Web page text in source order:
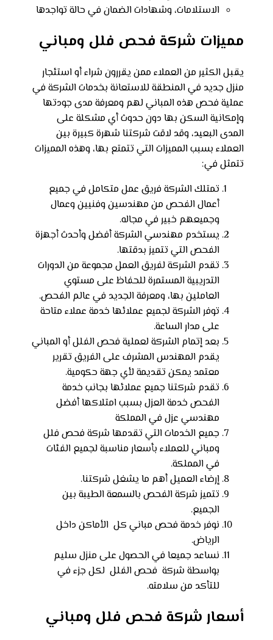
الاستلامات، وشهادات الضمان في حالة تواجدها
مميزات شركة فحص فلل ومباني
يقبل الكثير من العملاء ممن يقررون شراء أو استئجار
منزل جديد في المنطقة للاستعانة بخدمات الشركة في
عملية فحص هذه المباني لهم ومعرفة مدى جودتها
وإمكانية السكن بها دون حدوث أي مشكلة على
المدى البعيد، وقد لاقت شركتنا شهرة كبيرة بين
العملاء بسبب المميزات التي تتمتع بها، وهذه المميزات
تتمثل في:
تمتلك الشركة فريق عمل متكامل في جميع
أعمال الفحص من مهندسين وفنيين وعمال
وجميعهم خبير في مجاله.
يستخدم مهندسي الشركة أفضل وأحدث أجهزة
الفحص التي تتميز بدقتها.
تقدم الشركة لفريق العمل مجموعة من الدورات
التدريبية المستمرة للحفاظ على مستوي
العاملين بها، ومعرفة الجديد في عالم الفحص.
توفر الشركة لجميع عملائها خدمة عملاء متاحة
على مدار الساعة.
بعد إتمام الشركة لعملية فحص الفلل أو المباني
يقدم المهندس المشرف على الفريق تقرير
معتمد يمكن تقديمة لأي جهة حكومية.
تقدم شركتنا جميع عملائها بجانب خدمة
الفحص خدمة العزل بسبب امتلاكها أفضل
مهندسي عزل في المملكة
جميع الخدمات التي تقدمها شركة فحص فلل
ومباني للعملاء بأسعار مناسبة لجميع الفئات
في المملكة.
إرضاء العميل أهم ما يشغل شركتنا.
تتميز شركة الفحص بالسمعة الطيبة بين
الجميع.
نوفر خدمة فحص مباني كل الأماكن داخل
الرياض.
نساعد جميعا في الحصول على منزل سليم
بواسطة شركة فحص الفلل لكل جزء في
للتأكد من سلامته.
أسعار شركة فحص فلل ومباني